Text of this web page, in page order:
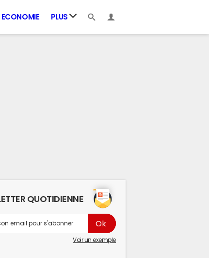
ECONOMIE PLUS
QUOTIDIENNE
Voir un exemple